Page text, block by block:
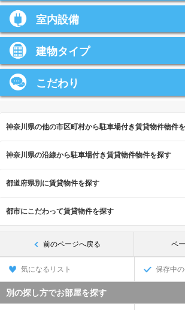
室内設備
建物タイプ
こだわり
神奈川県の他の市区町村から駐車場付き賃貸物件物件
神奈川県の沿線から駐車場付き賃貸物件物件を探す
都道府県別に賃貸物件を探す
都市にこだわって賃貸物件を探す
前のページへ戻る ペ
気になるリスト 保存中
別の探し方でお部屋を探す